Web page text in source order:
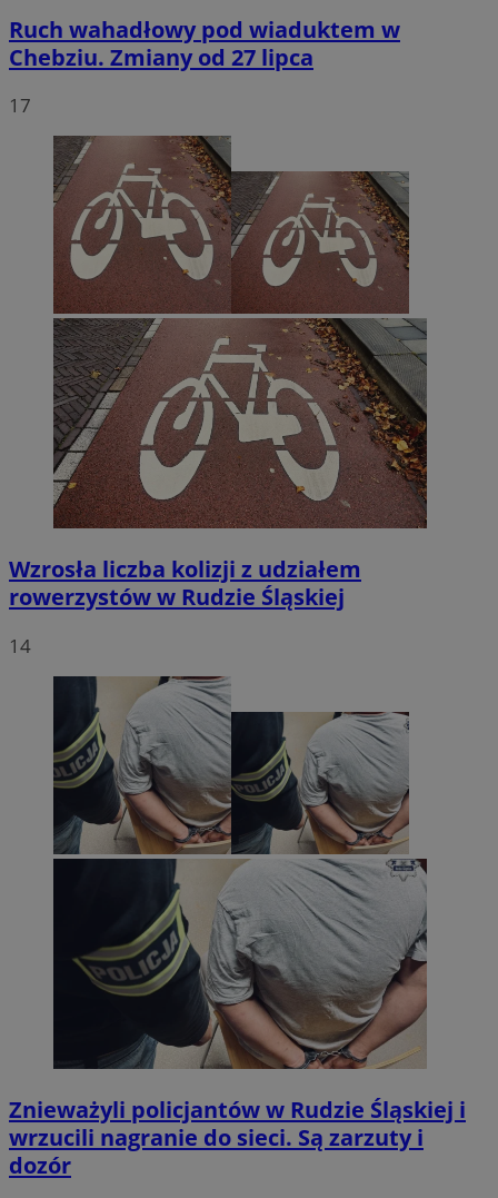
Ruch wahadłowy pod wiaduktem w
Chebziu. Zmiany od 27 lipca
17
Wzrosła liczba kolizji z udziałem
rowerzystów w Rudzie Śląskiej
14
Znieważyli policjantów w Rudzie Śląskiej i
wrzucili nagranie do sieci. Są zarzuty i
dozór